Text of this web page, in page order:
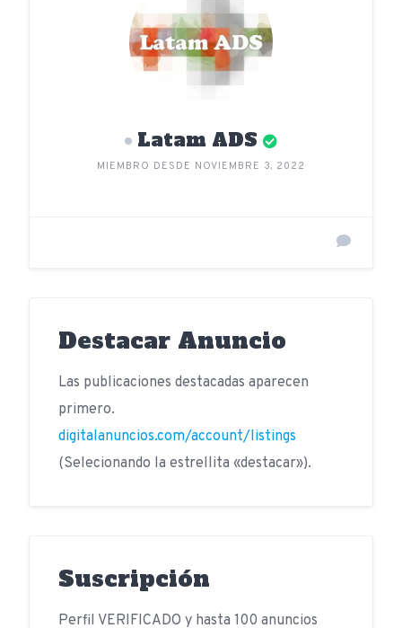
Latam ADS
MIEMBRO DESDE NOVIEMBRE 3, 2022
Destacar Anuncio
Las publicaciones destacadas aparecen
primero.
digitalanuncios.com/account/listings
(Selecionando la estrellita «destacar»).
Suscripción
Perfil VERIFICADO y hasta 100 anuncios